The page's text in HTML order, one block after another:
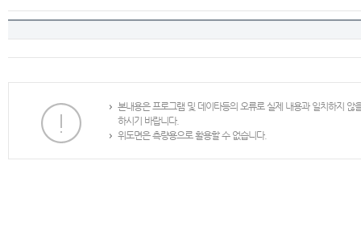
본내용은 프로그램 및 데이타등의 오류로 실제 내용과 일치하지
하시기 바랍니다.
위도면은 측량용으로 활용할 수 없습니다.